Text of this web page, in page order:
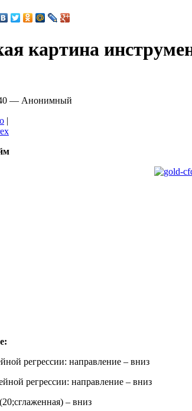
картина
— Анонимный
|
регрессии: направление – вниз
регрессии: направление – вниз
– вниз